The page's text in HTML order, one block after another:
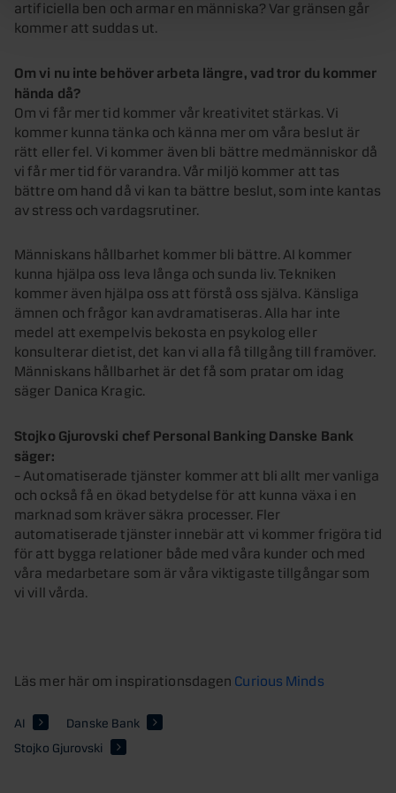
artificiella ben och armar en människa? Var gränsen går
kommer att suddas ut.
Om vi nu inte behöver arbeta längre, vad tror du kommer
hända då?
Om vi får mer tid kommer vår kreativitet stärkas. Vi
kommer kunna tänka och känna mer om våra beslut är
rätt eller fel. Vi kommer även bli bättre medmänniskor då
vi får mer tid för varandra. Vår miljö kommer att tas
bättre om hand då vi kan ta bättre beslut, som inte kantas
av stress och vardagsrutiner.
Människans hållbarhet kommer bli bättre. AI kommer
kunna hjälpa oss leva långa och sunda liv. Tekniken
kommer även hjälpa oss att förstå oss själva. Känsliga
ämnen och frågor kan avdramatiseras. Alla har inte
medel att exempelvis bekosta en psykolog eller
konsulterar dietist, det kan vi alla få tillgång till framöver.
Människans hållbarhet är det få som pratar om idag
säger Danica Kragic.
Stojko Gjurovski chef Personal Banking Danske Bank
säger:
– Automatiserade tjänster kommer att bli allt mer vanliga
och också få en ökad betydelse för att kunna växa i en
marknad som kräver säkra processer. Fler
automatiserade tjänster innebär att vi kommer frigöra tid
för att bygga relationer både med våra kunder och med
våra medarbetare som är våra viktigaste tillgångar som
vi vill vårda.
Läs mer här om inspirationsdagen Curious Minds
AI
Danske Bank
Stojko Gjurovski